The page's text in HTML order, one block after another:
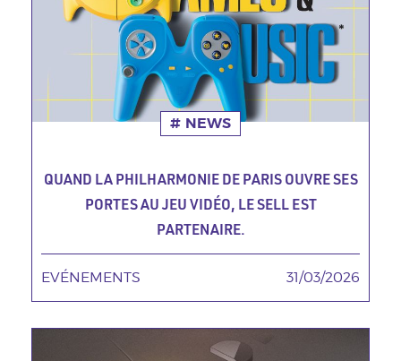
NEWS
QUAND LA PHILHARMONIE DE PARIS OUVRE SES
PORTES AU JEU VIDÉO, LE SELL EST
PARTENAIRE.
TAGS MINEURES
EVÉNEMENTS Date
31/03/2026